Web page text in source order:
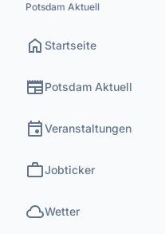
Potsdam Aktuell
home Startseite
newspaperPotsdam Aktuell
eventVeranstaltungen
workJobticker
cloudWetter